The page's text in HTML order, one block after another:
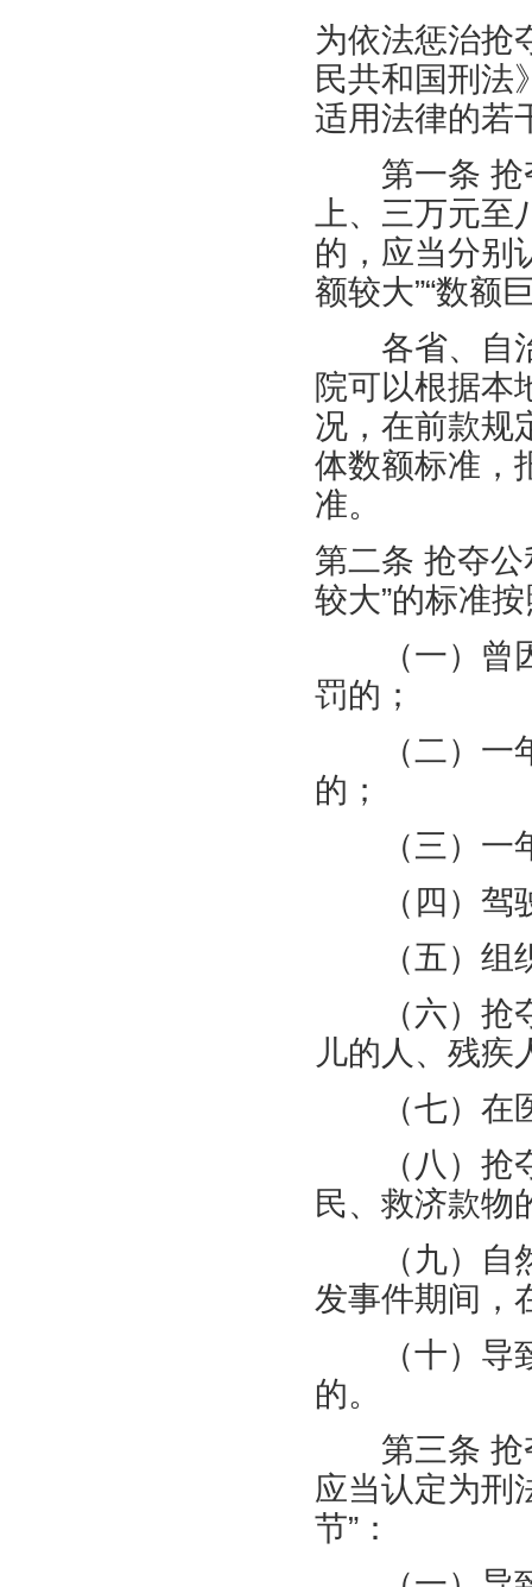
为依法惩治抢
民共和国刑法
适用法律的若
第一条 抢
上、三万元
的，应当分别
额较大”“数额
各省、自治
院可以根据本
况，在前款规
体数额标准，
准。
第二条 抢夺
较大”的标准
（一）曾因
罚的；
（二）一年
的；
（三）一年
（四）驾驶
（五）组织
（六）抢夺
儿的人、残疾
（七）在医
（八）抢夺
民、救济款物
（九）自然
发事件期间，
（十）导致
的。
第三条 抢
应当认定为刑
节”：